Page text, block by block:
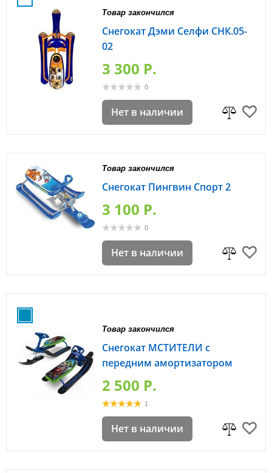
Товар закончился
Снегокат Дэми Селфи СНК.05-
02
3 300 P.
0
Нет в наличии
Товар закончился
Снегокат Пингвин Спорт 2
3 100 P.
0
Нет в наличии
Товар закончился
Снегокат МСТИТЕЛИ с
передним амортизатором
2 500 P.
1
Нет в наличии